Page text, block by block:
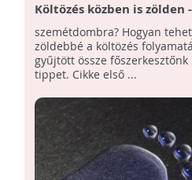
Költözés közben is zölden -
Környezetbarát
szemétdombra? Hogyan
zöldebbé a költözés
gyűjtött össze főszerkesztőnk
tippet. Cikke első ...